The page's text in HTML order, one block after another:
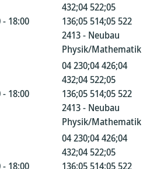
- 18:00
432;04 522;05
136;05 514;05 522
2413 - Neubau
Physik/Mathematik
- 18:00
04 230;04 426;04
432;04 522;05
136;05 514;05 522
2413 - Neubau
Physik/Mathematik
- 18:00
04 230;04 426;04
432;04 522;05
136;05 514;05 522